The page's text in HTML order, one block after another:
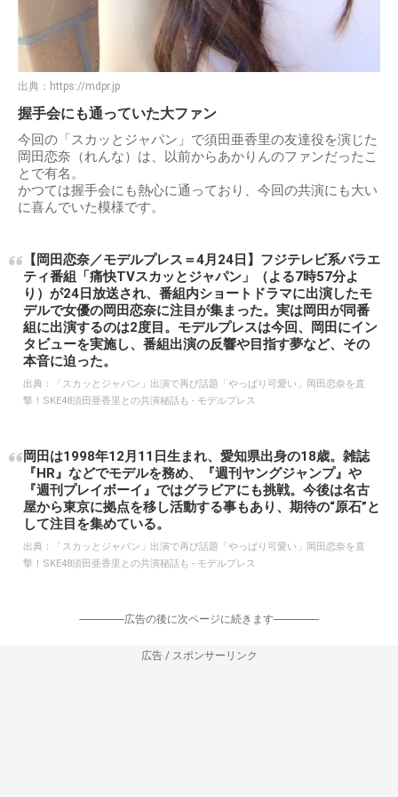
出典： https://mdpr.jp
握手会にも通っていた大ファン
今回の「スカッとジャパン」で須田亜香里の友達役を演じた
岡田恋奈（れんな）は、以前からあかりんのファンだったこ
とで有名。
かつては握手会にも熱心に通っており、今回の共演にも大い
に喜んでいた模様です。
【岡田恋奈／モデルプレス＝4月24日】フジテレビ系バラエ
ティ番組「痛快TVスカッとジャパン」（よる7時57分よ
り）が24日放送され、番組内ショートドラマに出演したモ
デルで女優の岡田恋奈に注目が集まった。実は岡田が同番
組に出演するのは2度目。モデルプレスは今回、岡田にイン
タビューを実施し、番組出演の反響や目指す夢など、その
本音に迫った。
出典：
「スカッとジャパン」出演で再び話題「やっぱり可愛い」岡田恋奈を直
撃！SKE48須田亜香里との共演秘話も - モデルプレス
岡田は1998年12月11日生まれ、愛知県出身の18歳。雑誌
『HR』などでモデルを務め、『週刊ヤングジャンプ』や
『週刊プレイボーイ』ではグラビアにも挑戦。今後は名古
屋から東京に拠点を移し活動する事もあり、期待の“原石”と
して注目を集めている。
出典：
「スカッとジャパン」出演で再び話題「やっぱり可愛い」岡田恋奈を直
撃！SKE48須田亜香里との共演秘話も - モデルプレス
-----------------広告の後に次ページに続きます-----------------
広告 / スポンサーリンク